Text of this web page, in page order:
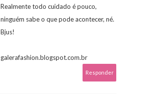
Realmente todo cuidado é pouco,
ninguém sabe o que pode acontecer, né.
Bjus!
galerafashion.blogspot.com.br
Responder